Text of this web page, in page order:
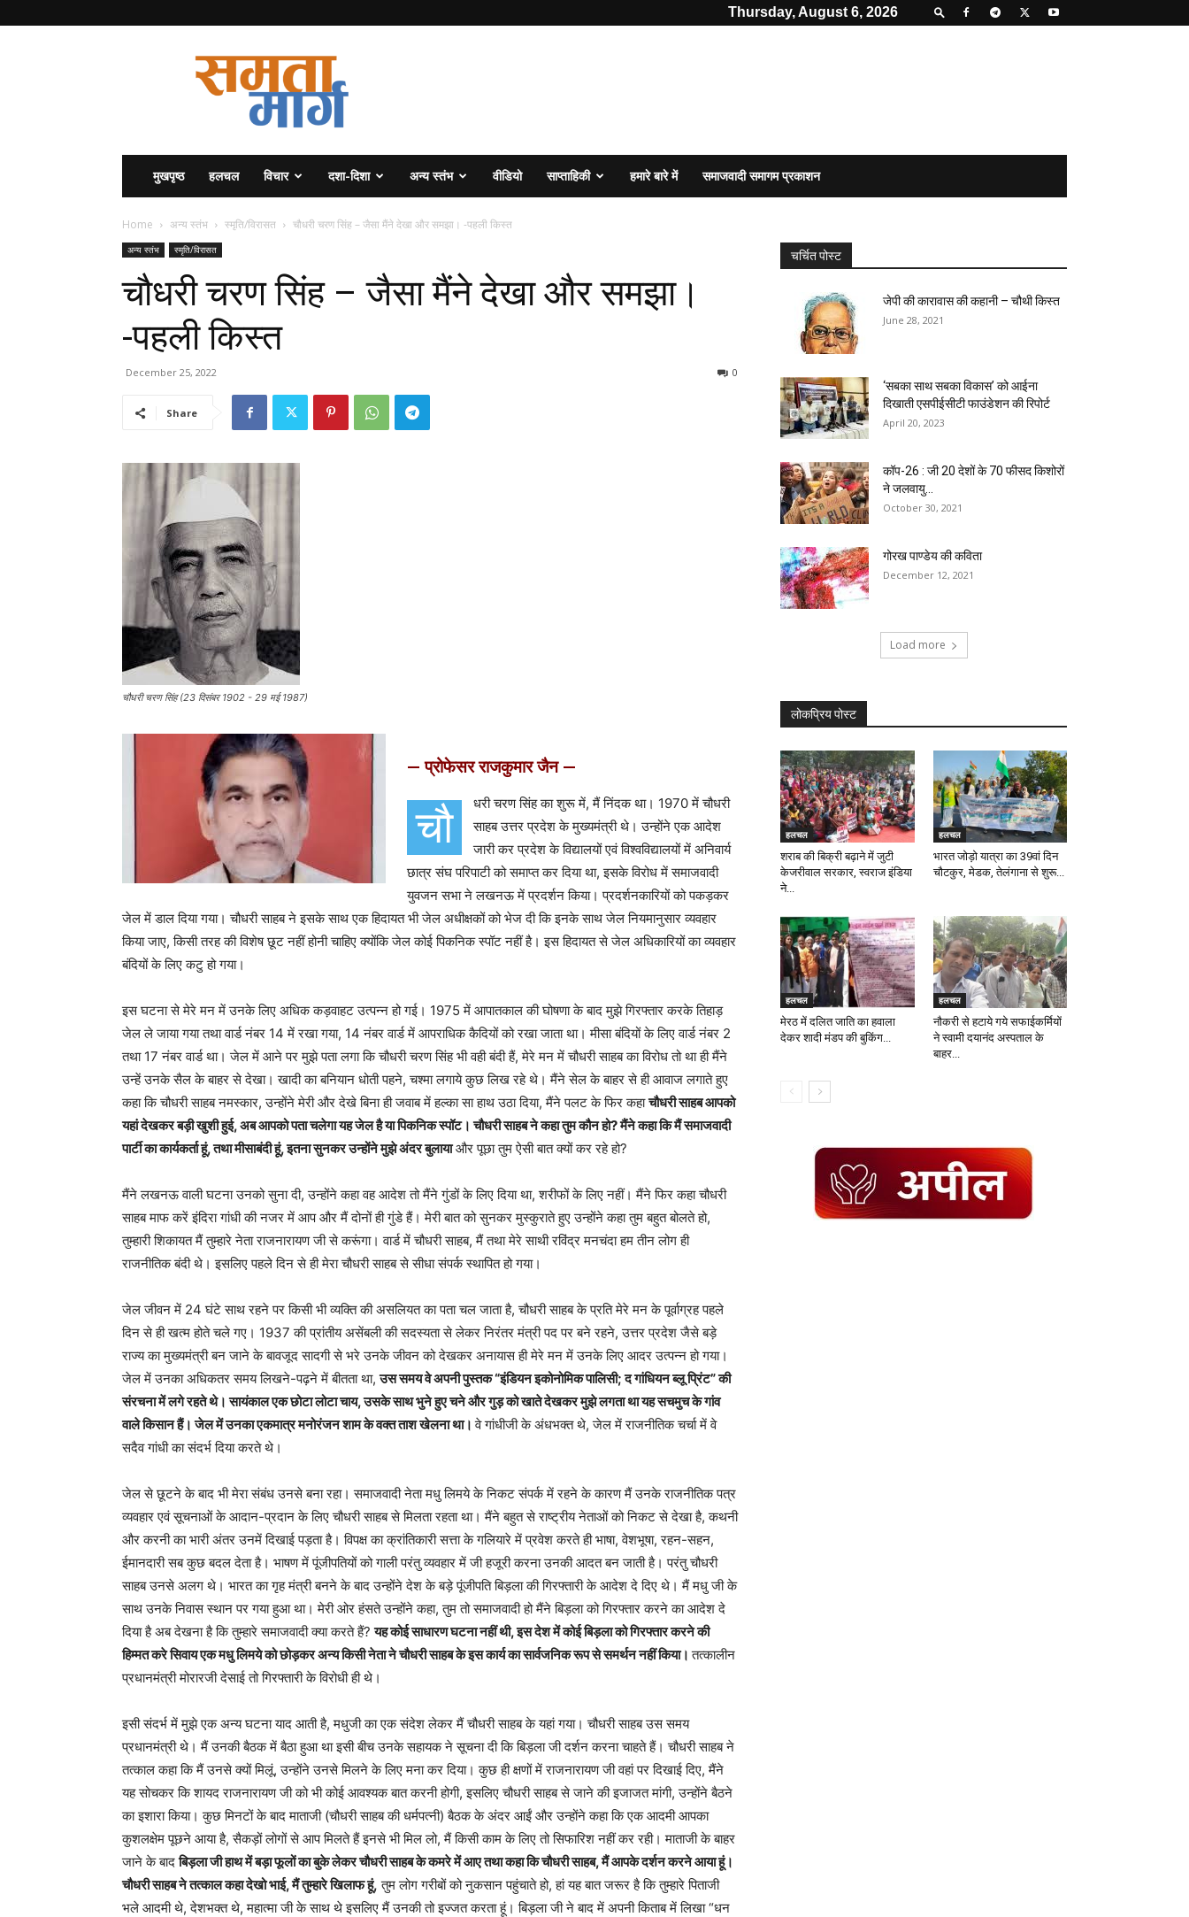
Thursday, August 6, 2026
मुखपृष्ठ हलचल विचार दशा-दिशा अन्य स्तंभ वीडियो साप्ताहिकी हमारे बारे में समाजवादी समागम प्रकाशन
Home अन्य स्तंभ स्मृति/विरासत चौधरी चरण सिंह – जैसा मैंने देखा और समझा। -पहली किस्त
अन्य स्तंभ स्मृति/विरासत
चौधरी चरण सिंह – जैसा मैंने देखा और समझा।
-पहली किस्त
December 25, 2022 0
Share
चौधरी चरण सिंह (23 दिसंबर 1902 - 29 मई 1987)
— प्रोफेसर राजकुमार जैन —
चौ
धरी चरण सिंह का शुरू में, मैं निंदक था। 1970 में चौधरी
साहब उत्तर प्रदेश के मुख्यमंत्री थे। उन्होंने एक आदेश
जारी कर प्रदेश के विद्यालयों एवं विश्वविद्यालयों में अनिवार्य
छात्र संघ परिपाटी को समाप्त कर दिया था, इसके विरोध में समाजवादी
युवजन सभा ने लखनऊ में प्रदर्शन किया। प्रदर्शनकारियों को पकड़कर
जेल में डाल दिया गया। चौधरी साहब ने इसके साथ एक हिदायत भी जेल अधीक्षकों को भेज दी कि इनके साथ जेल नियमानुसार व्यवहार
किया जाए, किसी तरह की विशेष छूट नहीं होनी चाहिए क्योंकि जेल कोई पिकनिक स्पॉट नहीं है। इस हिदायत से जेल अधिकारियों का व्यवहार
बंदियों के लिए कटु हो गया।
इस घटना से मेरे मन में उनके लिए अधिक कड़वाहट उत्पन्न हो गई। 1975 में आपातकाल की घोषणा के बाद मुझे गिरफ्तार करके तिहाड़
जेल ले जाया गया तथा वार्ड नंबर 14 में रखा गया, 14 नंबर वार्ड में आपराधिक कैदियों को रखा जाता था। मीसा बंदियों के लिए वार्ड नंबर 2
तथा 17 नंबर वार्ड था। जेल में आने पर मुझे पता लगा कि चौधरी चरण सिंह भी वही बंदी हैं, मेरे मन में चौधरी साहब का विरोध तो था ही मैंने
उन्हें उनके सैल के बाहर से देखा। खादी का बनियान धोती पहने, चश्मा लगाये कुछ लिख रहे थे। मैंने सेल के बाहर से ही आवाज लगाते हुए
कहा कि चौधरी साहब नमस्कार, उन्होंने मेरी और देखे बिना ही जवाब में हल्का सा हाथ उठा दिया, मैंने पलट के फिर कहाचौधरी साहब आपको
यहां देखकर बड़ी खुशी हुई, अब आपको पता चलेगा यह जेल है या पिकनिक स्पॉट। चौधरी साहब ने कहा तुम कौन हो? मैंने कहा कि मैं समाजवादी
पार्टी का कार्यकर्ता हूं, तथा मीसाबंदी हूं, इतना सुनकर उन्होंने मुझे अंदर बुलायाऔर पूछा तुम ऐसी बात क्यों कर रहे हो?
मैंने लखनऊ वाली घटना उनको सुना दी, उन्होंने कहा वह आदेश तो मैंने गुंडों के लिए दिया था, शरीफों के लिए नहीं। मैंने फिर कहा चौधरी
साहब माफ करें इंदिरा गांधी की नजर में आप और मैं दोनों ही गुंडे हैं। मेरी बात को सुनकर मुस्कुराते हुए उन्होंने कहा तुम बहुत बोलते हो,
तुम्हारी शिकायत मैं तुम्हारे नेता राजनारायण जी से करूंगा। वार्ड में चौधरी साहब, मैं तथा मेरे साथी रविंद्र मनचंदा हम तीन लोग ही
राजनीतिक बंदी थे। इसलिए पहले दिन से ही मेरा चौधरी साहब से सीधा संपर्क स्थापित हो गया।
जेल जीवन में 24 घंटे साथ रहने पर किसी भी व्यक्ति की असलियत का पता चल जाता है, चौधरी साहब के प्रति मेरे मन के पूर्वाग्रह पहले
दिन से ही खत्म होते चले गए। 1937 की प्रांतीय असेंबली की सदस्यता से लेकर निरंतर मंत्री पद पर बने रहने, उत्तर प्रदेश जैसे बड़े
राज्य का मुख्यमंत्री बन जाने के बावजूद सादगी से भरे उनके जीवन को देखकर अनायास ही मेरे मन में उनके लिए आदर उत्पन्न हो गया।
जेल में उनका अधिकतर समय लिखने-पढ़ने में बीतता था,उस समय वे अपनी पुस्तक “इंडियन इकोनोमिक पालिसी; द गांधियन ब्लू प्रिंट” की
संरचना में लगे रहते थे। सायंकाल एक छोटा लोटा चाय, उसके साथ भुने हुए चने और गुड़ को खाते देखकर मुझे लगता था यह सचमुच के गांव
वाले किसान हैं। जेल में उनका एकमात्र मनोरंजन शाम के वक्त ताश खेलना था।वे गांधीजी के अंधभक्त थे, जेल में राजनीतिक चर्चा में वे
सदैव गांधी का संदर्भ दिया करते थे।
जेल से छूटने के बाद भी मेरा संबंध उनसे बना रहा। समाजवादी नेता मधु लिमये के निकट संपर्क में रहने के कारण मैं उनके राजनीतिक पत्र
व्यवहार एवं सूचनाओं के आदान-प्रदान के लिए चौधरी साहब से मिलता रहता था। मैंने बहुत से राष्ट्रीय नेताओं को निकट से देखा है, कथनी
और करनी का भारी अंतर उनमें दिखाई पड़ता है। विपक्ष का क्रांतिकारी सत्ता के गलियारे में प्रवेश करते ही भाषा, वेशभूषा, रहन-सहन,
ईमानदारी सब कुछ बदल देता है। भाषण में पूंजीपतियों को गाली परंतु व्यवहार में जी हजूरी करना उनकी आदत बन जाती है। परंतु चौधरी
साहब उनसे अलग थे। भारत का गृह मंत्री बनने के बाद उन्होंने देश के बड़े पूंजीपति बिड़ला की गिरफ्तारी के आदेश दे दिए थे। मैं मधु जी के
साथ उनके निवास स्थान पर गया हुआ था। मेरी ओर हंसते उन्होंने कहा, तुम तो समाजवादी हो मैंने बिड़ला को गिरफ्तार करने का आदेश दे
दिया है अब देखना है कि तुम्हारे समाजवादी क्या करते हैं?यह कोई साधारण घटना नहीं थी, इस देश में कोई बिड़ला को गिरफ्तार करने की
हिम्मत करे सिवाय एक मधु लिमये को छोड़कर अन्य किसी नेता ने चौधरी साहब के इस कार्य का सार्वजनिक रूप से समर्थन नहीं किया।तत्कालीन
प्रधानमंत्री मोरारजी देसाई तो गिरफ्तारी के विरोधी ही थे।
इसी संदर्भ में मुझे एक अन्य घटना याद आती है, मधुजी का एक संदेश लेकर मैं चौधरी साहब के यहां गया। चौधरी साहब उस समय
प्रधानमंत्री थे। मैं उनकी बैठक में बैठा हुआ था इसी बीच उनके सहायक ने सूचना दी कि बिड़ला जी दर्शन करना चाहते हैं। चौधरी साहब ने
तत्काल कहा कि मैं उनसे क्यों मिलूं, उन्होंने उनसे मिलने के लिए मना कर दिया। कुछ ही क्षणों में राजनारायण जी वहां पर दिखाई दिए, मैंने
यह सोचकर कि शायद राजनारायण जी को भी कोई आवश्यक बात करनी होगी, इसलिए चौधरी साहब से जाने की इजाजत मांगी, उन्होंने बैठने
का इशारा किया। कुछ मिनटों के बाद माताजी (चौधरी साहब की धर्मपत्नी) बैठक के अंदर आईं और उन्होंने कहा कि एक आदमी आपका
कुशलक्षेम पूछने आया है, सैकड़ों लोगों से आप मिलते हैं इनसे भी मिल लो, मैं किसी काम के लिए तो सिफारिश नहीं कर रही। माताजी के बाहर
जाने के बादबिड़ला जी हाथ में बड़ा फूलों का बुके लेकर चौधरी साहब के कमरे में आए तथा कहा कि चौधरी साहब, मैं आपके दर्शन करने आया हूं।
चौधरी साहब ने तत्काल कहा देखो भाई, मैं तुम्हारे खिलाफ हूं, तुम लोग गरीबों को नुकसान पहुंचाते हो, हां यह बात जरूर है कि तुम्हारे पिताजी
भले आदमी थे, देशभक्त थे, महात्मा जी के साथ थे इसलिए मैं उनकी तो इज्जत करता हूं। बिड़ला जी ने बाद में अपनी किताब में लिखा “धन
चर्चित पोस्ट
जेपी की कारावास की कहानी – चौथी किस्त
June 28, 2021
‘सबका साथ सबका विकास’ को आईना
दिखाती एसपीईसीटी फाउंडेशन की रिपोर्ट
April 20, 2023
कॉप-26 : जी 20 देशों के 70 फीसद किशोरों
ने जलवायु...
October 30, 2021
गोरख पाण्डेय की कविता
December 12, 2021
Load more
लोकप्रिय पोस्ट
हलचल
शराब की बिक्री बढ़ाने में जुटी
केजरीवाल सरकार, स्वराज इंडिया
ने...
हलचल
भारत जोड़ो यात्रा का 39वां दिन
चौटकुर, मेडक, तेलंगाना से शुरू...
हलचल
मेरठ में दलित जाति का हवाला
देकर शादी मंडप की बुकिंग...
हलचल
नाैकरी से हटाये गये सफाईकर्मियाें
ने स्वामी दयानंद अस्पताल के
बाहर...